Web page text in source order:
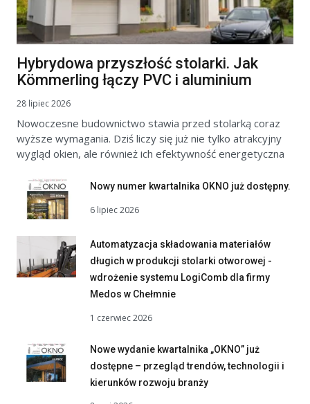
Hybrydowa przyszłość stolarki. Jak
Kömmerling łączy PVC i aluminium
28 lipiec 2026
Nowoczesne budownictwo stawia przed stolarką coraz
wyższe wymagania. Dziś liczy się już nie tylko atrakcyjny
wygląd okien, ale również ich efektywność energetyczna
Nowy numer kwartalnika OKNO już dostępny.
6 lipiec 2026
Automatyzacja składowania materiałów
długich w produkcji stolarki otworowej -
wdrożenie systemu LogiComb dla firmy
Medos w Chełmnie
1 czerwiec 2026
Nowe wydanie kwartalnika „OKNO” już
dostępne – przegląd trendów, technologii i
kierunków rozwoju branży